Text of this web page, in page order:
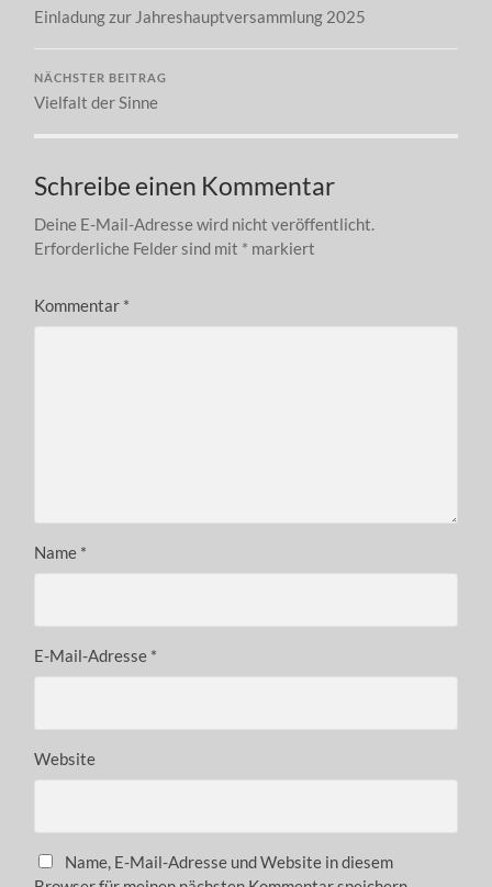
Einladung zur Jahreshauptversammlung 2025
NÄCHSTER BEITRAG
Vielfalt der Sinne
Schreibe einen Kommentar
Deine E-Mail-Adresse wird nicht veröffentlicht.
Erforderliche Felder sind mit * markiert
Kommentar *
Name *
E-Mail-Adresse *
Website
Name, E-Mail-Adresse und Website in diesem